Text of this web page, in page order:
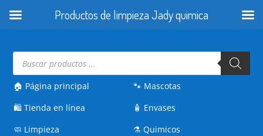
Búsqueda
productos
🏠 Página principal
🛍️Tienda en línea
🧼 Limpieza
🐾 Mascotas
🧴 Envases
⚗️Quimicos
Productos de limpieza Jady quimica